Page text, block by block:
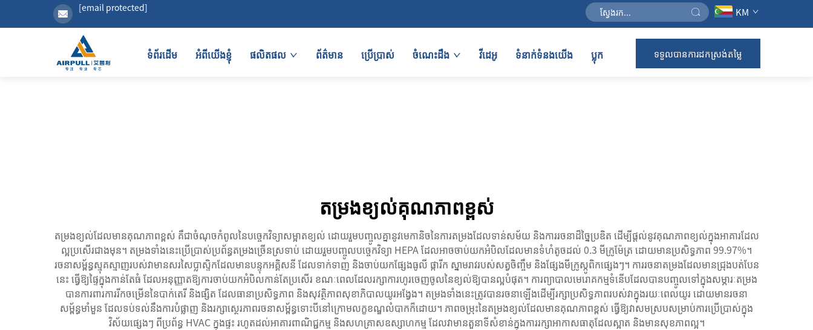
[email protected] KM
ទំព័រដើម អំពីយើងខ្ញុំ ផលិតផល ព័ត៌មាន ប្រើប្រាស់ ចំណេះដឹង វីដេអូ ទំនាក់ទំនងយើង ប្លុក ទទួលបានការដកស្រង់តម្លៃ
តម្រងខ្យល់គុណភាពខ្ពស់
តម្រងខ្យល់ដែលមានគុណភាពខ្ពស់ គឺជាចំណុចកំពូលនៃបច្ចេកវិទ្យាសម្អាតខ្យល់ ដោយរួមបញ្ចូលគ្នានូវមេកានិចនៃការតម្រងដែលទាន់សម័យ និងការរចនាដ៏ច្នៃប្រឌិត ដើម្បីផ្តល់នូវគុណភាពខ្យល់ក្នុងអាគារដែល
ល្អប្រសើរជាងមុន។ តម្រងទាំងនេះប្រើប្រាស់ប្រព័ន្ធតម្រងច្រើនស្រទាប់ ដោយរួមបញ្ចូលបច្ចេកវិទ្យា HEPA ដែលអាចចាប់យកអំបិលដែលមានទំហំតូចដល់ 0.3 មីក្រូម៉ែត្រ ដោយមានប្រសិទ្ធភាព 99.97%។
រចនាសម្ព័ន្ធស្មុគស្មាញរបស់វាមានសរសៃប្លាស្ទិកដែលមានបន្ទុកអគ្គិសនី ដែលទាក់ទាញ និងចាប់យកផ្សែងធូលី ផ្ការីក ស្នាមរាវរបស់សត្វចិញ្ចឹម និងផ្សែងមីក្រូស្កូពិកផ្សេងៗ។ ការរចនាតម្រងដែលមានជ្រុងបត់បែន
នេះ ធ្វើឱ្យផ្ទៃក្នុងកាន់តែធំ ដែលអនុញ្ញាតឱ្យការចាប់យកអំបិលកាន់តែប្រសើរ ខណៈពេលដែលរក្សាការហូរចេញចូលនៃខ្យល់ឱ្យបានល្អបំផុត។ ការព្យាបាលមេរោគកម្មទំនើបដែលបានបញ្ចូលទៅក្នុងសម្ភារៈតម្រង
បានការពារការរីកចម្រើននៃបាក់តេរី និងផ្សិត ដែលធានាប្រសិទ្ធភាព និងសុវត្ថិភាពសុខាភិបាលយូរអង្វែង។ តម្រងទាំងនេះត្រូវបានរចនាឡើងដើម្បីរក្សាប្រសិទ្ធភាពរបស់វាក្នុងរយៈពេលយូរ ដោយមានរចនា
សម្ព័ន្ធមាំមួន ដែលទប់ទល់នឹងការបំផ្លាញ និងរក្សាស្ថេរភាពរចនាសម្ព័ន្ធទោះបីនៅក្រោមលក្ខខណ្ឌលំបាកក៏ដោយ។ ភាពចម្រុះនៃតម្រងខ្យល់ដែលមានគុណភាពខ្ពស់ ធ្វើឱ្យវាសមស្របសម្រាប់ការប្រើប្រាស់ក្នុង
វិស័យផ្សេងៗ ពីប្រព័ន្ធ HVAC ក្នុងផ្ទះ រហូតដល់អាគារពាណិជ្ជកម្ម និងសហគ្រាសឧស្សាហកម្ម ដែលវាមានតួនាទីសំខាន់ក្នុងការរក្សាអាកាសធាតុដែលស្អាត និងមានសុខភាពល្អ។